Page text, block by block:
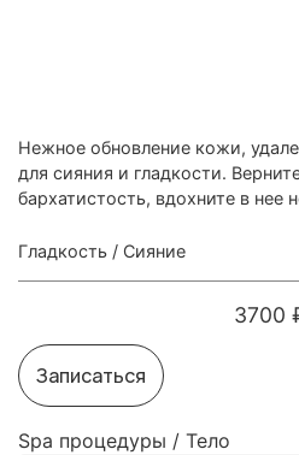
Нежное обновление кожи,
для сияния и гладкости.
бархатистость, вдохните в нее
Гладкость / Сияние
3700
Записаться
Spa процедуры / Тело